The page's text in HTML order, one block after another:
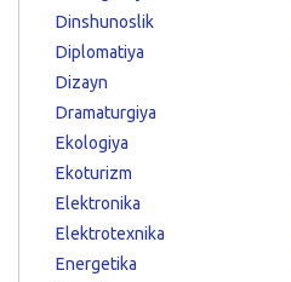
Dinshunoslik
Diplomatiya
Dizayn
Dramaturgiya
Ekologiya
Ekoturizm
Elektronika
Elektrotexnika
Energetika